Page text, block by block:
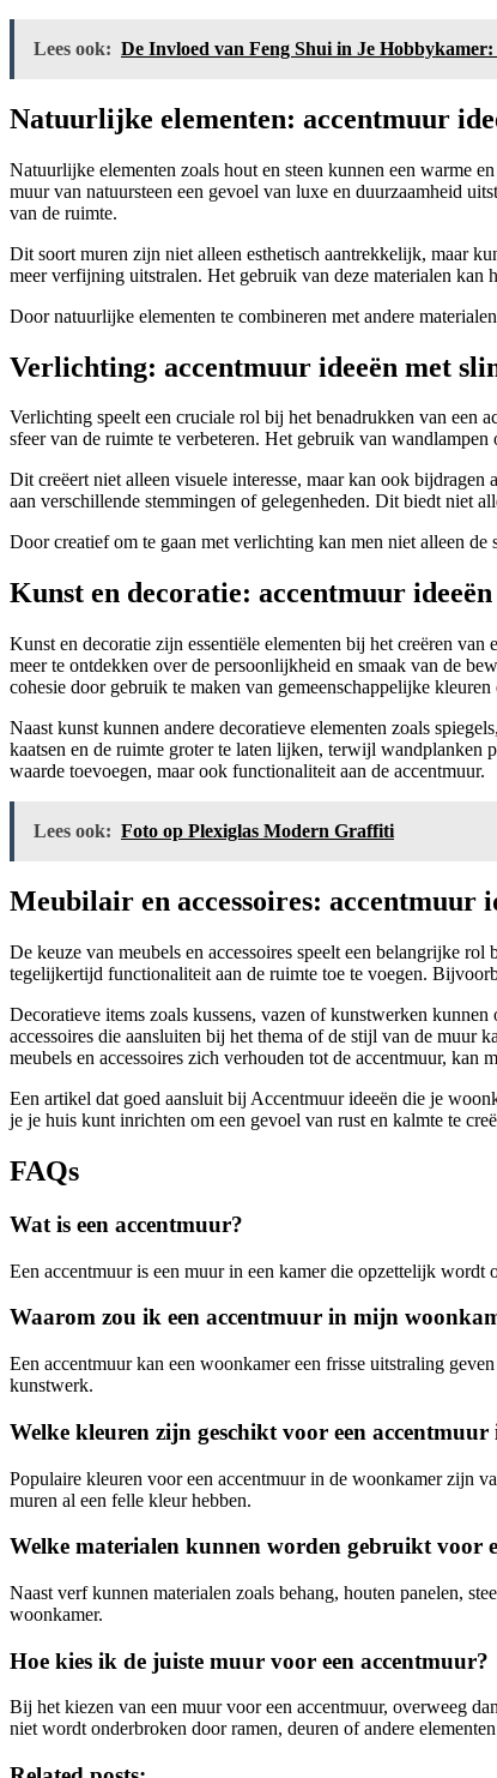
Lees ook: De Invloed van Feng Shui in Je
Natuurlijke elementen: accentmuur
Natuurlijke elementen zoals hout en steen kunnen een warme
muur van natuursteen een gevoel van luxe en duurzaamheid
van de ruimte.
Dit soort muren zijn niet alleen esthetisch aantrekkelijk, maar
meer verfijning uitstralen. Het gebruik van deze materialen kan
Door natuurlijke elementen te combineren met andere
Verlichting: accentmuur ideeën met
Verlichting speelt een cruciale rol bij het benadrukken van een
sfeer van de ruimte te verbeteren. Het gebruik van
Dit creëert niet alleen visuele interesse, maar kan ook
aan verschillende stemmingen of gelegenheden. Dit biedt niet
Door creatief om te gaan met verlichting kan men niet alleen
Kunst en decoratie: accentmuur
Kunst en decoratie zijn essentiële elementen bij het creëren
meer te ontdekken over de persoonlijkheid en smaak van de
cohesie door gebruik te maken van gemeenschappelijke kleuren
Naast kunst kunnen andere decoratieve elementen zoals
kaatsen en de ruimte groter te laten lijken, terwijl wandplanken
waarde toevoegen, maar ook functionaliteit aan de accentmuur.
Lees ook: Foto op Plexiglas Modern Graffiti
Meubilair en accessoires: accentmuur
De keuze van meubels en accessoires speelt een belangrijke
tegelijkertijd functionaliteit aan de ruimte toe te voegen.
Decoratieve items zoals kussens, vazen of kunstwerken
accessoires die aansluiten bij het thema of de stijl van de muur
meubels en accessoires zich verhouden tot de accentmuur,
Een artikel dat goed aansluit bij Accentmuur ideeën die je
je je huis kunt inrichten om een gevoel van rust en kalmte te
FAQs
Wat is een accentmuur?
Een accentmuur is een muur in een kamer die opzettelijk wordt
Waarom zou ik een accentmuur in mijn
Een accentmuur kan een woonkamer een frisse uitstraling
kunstwerk.
Welke kleuren zijn geschikt voor een
Populaire kleuren voor een accentmuur in de woonkamer zijn
muren al een felle kleur hebben.
Welke materialen kunnen worden gebruikt voor
Naast verf kunnen materialen zoals behang, houten panelen,
woonkamer.
Hoe kies ik de juiste muur voor een accentmuur?
Bij het kiezen van een muur voor een accentmuur, overweeg
niet wordt onderbroken door ramen, deuren of andere